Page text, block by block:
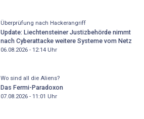
Überprüfung nach Hackerangriff
Update: Liechtensteiner Justizbehörde nimmt
nach Cyberattacke weitere Systeme vom Netz
06.08.2026 - 12:14Uhr
Wo sind all die Aliens?
Das Fermi-Paradoxon
07.08.2026 - 11:01 Uhr